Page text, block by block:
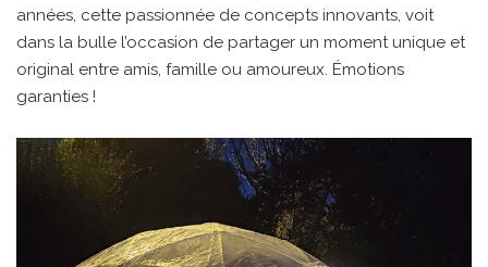
années, cette passionnée de concepts innovants, voit
dans la bulle l’occasion de partager un moment unique et
original entre amis, famille ou amoureux. Émotions
garanties !